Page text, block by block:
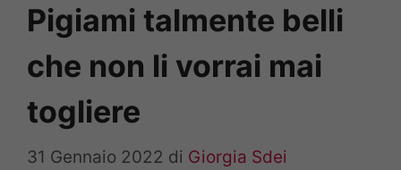
Pigiami talmente belli
che non li vorrai mai
togliere
31 Gennaio 2022 di Giorgia Sdei